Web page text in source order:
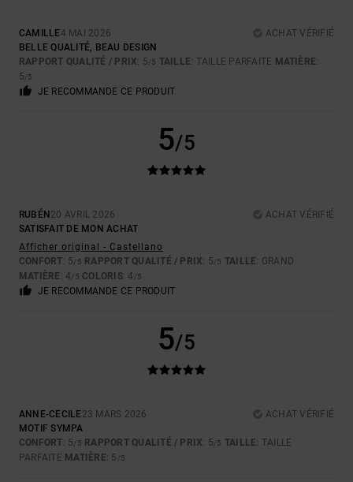
CAMILLE4 MAI 2026
ACHAT VÉRIFIÉ
BELLE QUALITÉ, BEAU DESIGN
RAPPORT QUALITÉ / PRIX: 5/5 TAILLE: TAILLE PARFAITE MATIÈRE:
5/5
JE RECOMMANDE CE PRODUIT
5/5
RUBÉN 20 AVRIL 2026
ACHAT VÉRIFIÉ
SATISFAIT DE MON ACHAT
Afficher original - Castellano
CONFORT: 5/5 RAPPORT QUALITÉ / PRIX: 5/5 TAILLE: GRAND
MATIÈRE : 4/5 COLORIS: 4 /5
JE RECOMMANDE CE PRODUIT
5/5
ANNE-CECILE23 MARS 2026
ACHAT VÉRIFIÉ
MOTIF SYMPA
CONFORT: 5/5 RAPPORT QUALITÉ / PRIX: 5/5 TAILLE: TAILLE
PARFAITE MATIÈRE: 5 /5